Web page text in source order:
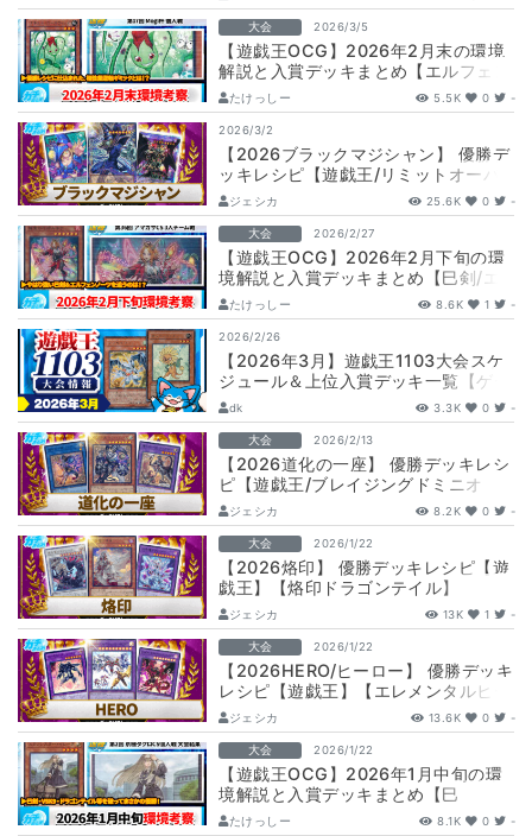
大会 2026/3/5
【遊戯王OCG】2026年2月末の環境
解説と入賞デッキまとめ【エルフェン
ノーツ/巳剣/ドラゴンテイル/VSK9…
たけっしー 5.5K 0 -
2026/3/2
【2026ブラックマジシャン】 優勝デ
ッキレシピ【遊戯王/リミットオーバ
ーコレクション/黒魔導のカーテン/
『L…
ジェシカ 25.6K 0 -
大会 2026/2/27
【遊戯王OCG】2026年2月下旬の環
境解説と入賞デッキまとめ【巳剣/エ
ルフェンノーツ/絢嵐/キラーチューン/
…
たけっしー 8.6K 1 -
2026/2/26
【2026年3月】遊戯王1103大会スケ
ジュール＆上位入賞デッキ一覧【ゲー
トボール】
dk 3.3K 0 -
大会 2026/2/13
【2026道化の一座】 優勝デッキレシ
ピ【遊戯王/ブレイジングドミニオ
ン/BLD】
ジェシカ 8.2K 0 -
大会 2026/1/22
【2026烙印】 優勝デッキレシピ【遊
戯王】【烙印ドラゴンテイル】
ジェシカ 13K 1 -
大会 2026/1/22
【2026HERO/ヒーロー】 優勝デッキ
レシピ【遊戯王】【エレメンタルヒー
ロー】
ジェシカ 13.6K 0 -
大会 2026/1/22
【遊戯王OCG】2026年1月中旬の環
境解説と入賞デッキまとめ【巳
剣/M∀LICE/VSK9/ドラゴンテイル/…
たけっしー 8.1K 0 -